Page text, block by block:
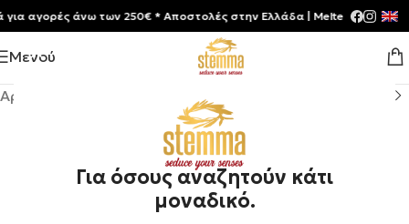
Για όσους αναζητούν κάτι
μοναδικό.
Μενού
Αρχική σελίδα Αρώματα
αγορές άνω των 250€ * Aποστολές στην Ελλάδα | Meltemia Exclusive